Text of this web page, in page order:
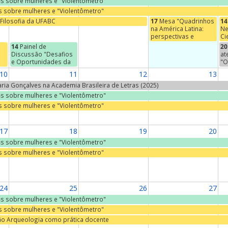
sobre mulheres e "Violentômetro"
da UFABC 17 Mesa "Quadrinhos
na América Latina:
perspectivas e
abordagens"
14
14 Painel de
Discussão "Desafios
e Oportunidades da
Destinação Adequada
de Resíduos Sólidos"
20
10 11 12 13
Gonçalves na Academia Brasileira de Letras (2025)
sobre mulheres e "Violentômetro"
sobre mulheres e "Violentômetro"
17 18 19 20
sobre mulheres e "Violentômetro"
sobre mulheres e "Violentômetro"
24 25 26 27
sobre mulheres e "Violentômetro"
sobre mulheres e "Violentômetro"
Arqueologia como prática docente